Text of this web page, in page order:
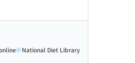
National Diet Library